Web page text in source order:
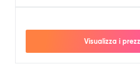
Visualizza i